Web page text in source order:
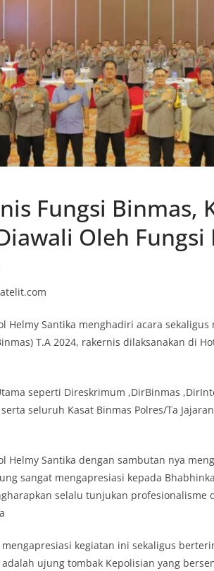
Fungsi Binmas,
Oleh Fungsi
Helmy Santika menghadiri acara
T.A 2024, rakernis dilaksanakan di
seperti Direskrimum ,DirBinmas
seluruh Kasat Binmas Polres/Ta
Helmy Santika dengan sambutan nya
sangat mengapresiasi kepada
selalu tunjukan profesionalisme
kegiatan ini sekaligus
ujung tombak Kepolisian yang